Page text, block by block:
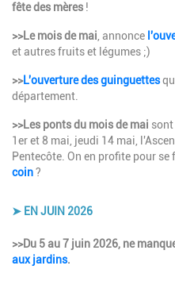
fête des mères !
>>Le mois de mai , annonce
et autres fruits et légumes ;)
>>L'ouverture des guinguettes
département.
>>Les ponts du mois de mai sont
1er et 8 mai, jeudi 14 mai,
Pentecôte. On en profite pour se
coin?
➤ EN JUIN 2026
Description
>>Du 5 au 7 juin 2026, ne
aux jardins.